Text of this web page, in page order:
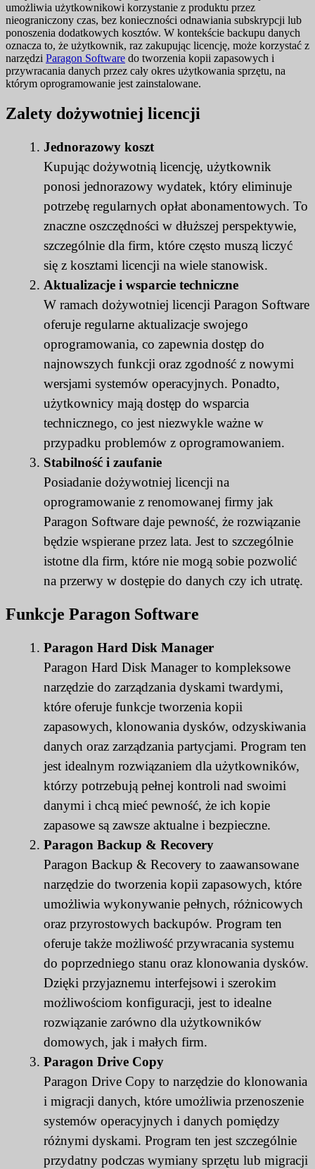
umożliwia użytkownikowi korzystanie z produktu przez
nieograniczony czas, bez konieczności odnawiania subskrypcji lub
ponoszenia dodatkowych kosztów. W kontekście backupu danych
oznacza to, że użytkownik, raz zakupując licencję, może korzystać z
narzędzi Paragon Software do tworzenia kopii zapasowych i
przywracania danych przez cały okres użytkowania sprzętu, na
którym oprogramowanie jest zainstalowane.
Zalety dożywotniej licencji
Jednorazowy koszt
Kupując dożywotnią licencję, użytkownik
ponosi jednorazowy wydatek, który eliminuje
potrzebę regularnych opłat abonamentowych. To
znaczne oszczędności w dłuższej perspektywie,
szczególnie dla firm, które często muszą liczyć
się z kosztami licencji na wiele stanowisk.
Aktualizacje i wsparcie techniczne
W ramach dożywotniej licencji Paragon Software
oferuje regularne aktualizacje swojego
oprogramowania, co zapewnia dostęp do
najnowszych funkcji oraz zgodność z nowymi
wersjami systemów operacyjnych. Ponadto,
użytkownicy mają dostęp do wsparcia
technicznego, co jest niezwykle ważne w
przypadku problemów z oprogramowaniem.
Stabilność i zaufanie
Posiadanie dożywotniej licencji na
oprogramowanie z renomowanej firmy jak
Paragon Software daje pewność, że rozwiązanie
będzie wspierane przez lata. Jest to szczególnie
istotne dla firm, które nie mogą sobie pozwolić
na przerwy w dostępie do danych czy ich utratę.
Funkcje Paragon Software
Paragon Hard Disk Manager
Paragon Hard Disk Manager to kompleksowe
narzędzie do zarządzania dyskami twardymi,
które oferuje funkcje tworzenia kopii
zapasowych, klonowania dysków, odzyskiwania
danych oraz zarządzania partycjami. Program ten
jest idealnym rozwiązaniem dla użytkowników,
którzy potrzebują pełnej kontroli nad swoimi
danymi i chcą mieć pewność, że ich kopie
zapasowe są zawsze aktualne i bezpieczne.
Paragon Backup & Recovery
Paragon Backup & Recovery to zaawansowane
narzędzie do tworzenia kopii zapasowych, które
umożliwia wykonywanie pełnych, różnicowych
oraz przyrostowych backupów. Program ten
oferuje także możliwość przywracania systemu
do poprzedniego stanu oraz klonowania dysków.
Dzięki przyjaznemu interfejsowi i szerokim
możliwościom konfiguracji, jest to idealne
rozwiązanie zarówno dla użytkowników
domowych, jak i małych firm.
Paragon Drive Copy
Paragon Drive Copy to narzędzie do klonowania
i migracji danych, które umożliwia przenoszenie
systemów operacyjnych i danych pomiędzy
różnymi dyskami. Program ten jest szczególnie
przydatny podczas wymiany sprzętu lub migracji